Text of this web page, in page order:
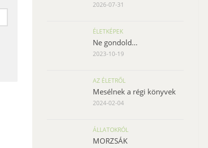
2026-07-31
ÉLETKÉPEK
Ne gondold…
2023-10-19
AZ ÉLETRŐL
Mesélnek a régi könyvek
2024-02-04
ÁLLATOKRÓL
MORZSÁK